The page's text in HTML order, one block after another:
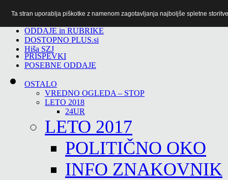
ODDAJE in RUBRIKE
DOSTOPNO PLUS.si
Hiša SZJ
PRISPEVKI
POSEBNE ODDAJE
OSTALO
VREDNO OGLEDA – STOP
LETO 2018
24UR
LETO 2017
POLITIČNO OKO
INFO ZNAKOVNIK
Ta stran uporablja piškotke z namenom zagotavljanja najboljše spletne